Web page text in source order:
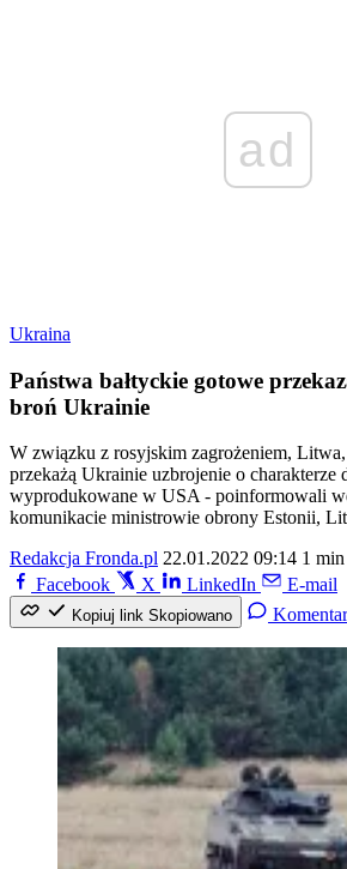
ad
Ukraina
Państwa bałtyckie gotowe
broń Ukrainie
W związku z rosyjskim zagrożeniem,
przekażą Ukrainie uzbrojenie o charakterze
wyprodukowane w USA - poinformowali
komunikacie ministrowie obrony Estonii,
Redakcja Fronda.pl 22.01.2022 09:14 1
Facebook
X LinkedIn E-mail
Kopiuj link Skopiowano